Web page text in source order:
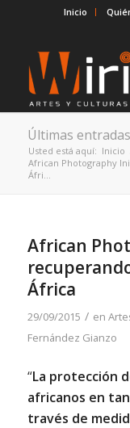
Inicio
Últimas entradas
Usted está aquí: Inicio
African Photography
Áfri...
African
África
29/09/2015 / en
Fernández Gianzo
“La protección
africanos en
través de